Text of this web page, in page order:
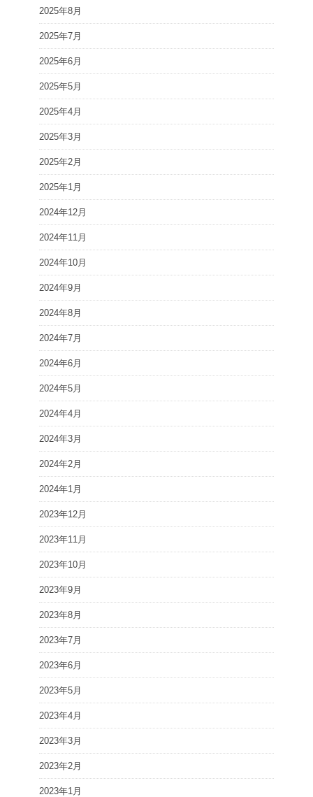
2025年8月
2025年7月
2025年6月
2025年5月
2025年4月
2025年3月
2025年2月
2025年1月
2024年12月
2024年11月
2024年10月
2024年9月
2024年8月
2024年7月
2024年6月
2024年5月
2024年4月
2024年3月
2024年2月
2024年1月
2023年12月
2023年11月
2023年10月
2023年9月
2023年8月
2023年7月
2023年6月
2023年5月
2023年4月
2023年3月
2023年2月
2023年1月